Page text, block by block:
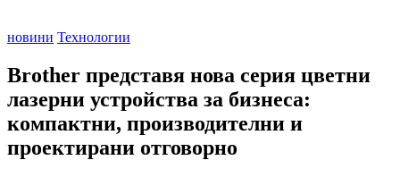
Posted
новини Технологии
Brother представя нова серия цветни
лазерни устройства за бизнеса:
компактни, производителни и
проектирани отговорно